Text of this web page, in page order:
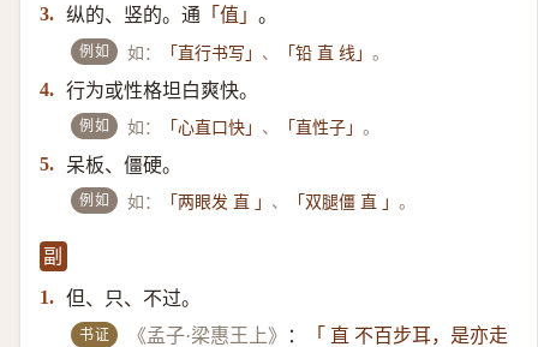
3. 纵的、竖的。通 「值」 。
例如 如： 「直行书写」 、 「铅 直 线」。
4. 行为或性格坦白爽快。
例如 如： 「心直口快」 、 「直性子」。
5. 呆板、僵硬。
例如 如： 「两眼发 直 」 、 「双腿僵 直 」。
副
1. 但、只、不过。
书证 《孟子·梁惠王上》 ：
「 直 不百步耳，是亦走